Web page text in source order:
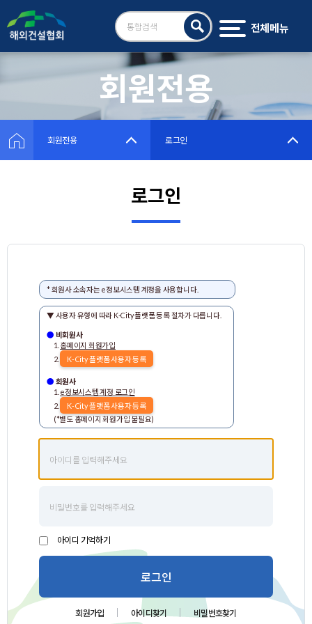
검
색
전체메뉴
회원전용
회원전용 로그인
로그인
* 회원사 소속자는 e정보시스템 계정을 사용합니다.
▼ 사용자 유형에 따라 K-City 플랫폼 등록 절차가 다릅니다.
● 비회원사
ㅤ1. 홈페이지 회원가입
ㅤ2.
K-City 플랫폼 사용자 등록
● 회원사
ㅤ1. e정보시스템 계정 로그인
ㅤ2.
K-City 플랫폼 사용자 등록
ㅤ(*별도 홈페이지 회원가입 불필요)
ㅤ아이디 기억하기
로그인
회원가입 아이디찾기 비밀번호찾기